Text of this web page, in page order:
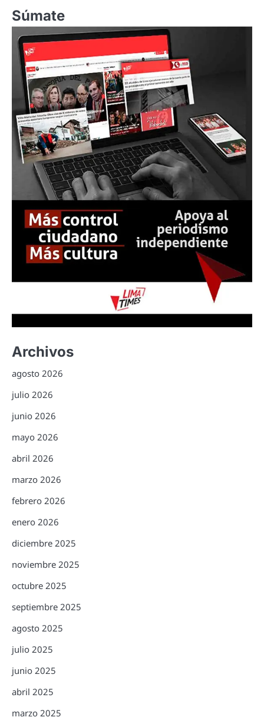
Súmate
Archivos
agosto 2026
julio 2026
junio 2026
mayo 2026
abril 2026
marzo 2026
febrero 2026
enero 2026
diciembre 2025
noviembre 2025
octubre 2025
septiembre 2025
agosto 2025
julio 2025
junio 2025
abril 2025
marzo 2025